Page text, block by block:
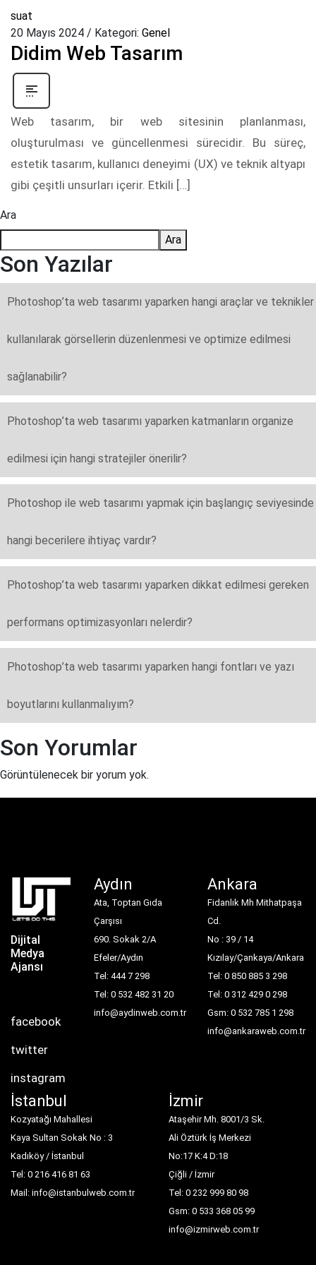
suat
20 Mayıs 2024 / Kategori: Genel
Didim Web Tasarım
Web tasarım, bir web sitesinin planlanması,
oluşturulması ve güncellenmesi sürecidir. Bu süreç,
estetik tasarım, kullanıcı deneyimi (UX) ve teknik altyapı
gibi çeşitli unsurları içerir. Etkili […]
Ara
Ara
Son Yazılar
Photoshop’ta web tasarımı yaparken hangi araçlar ve teknikler
kullanılarak görsellerin düzenlenmesi ve optimize edilmesi
sağlanabilir?
Photoshop’ta web tasarımı yaparken katmanların organize
edilmesi için hangi stratejiler önerilir?
Photoshop ile web tasarımı yapmak için başlangıç seviyesinde
hangi becerilere ihtiyaç vardır?
Photoshop’ta web tasarımı yaparken dikkat edilmesi gereken
performans optimizasyonları nelerdir?
Photoshop’ta web tasarımı yaparken hangi fontları ve yazı
boyutlarını kullanmalıyım?
Son Yorumlar
Görüntülenecek bir yorum yok.
Dijital
Medya
Ajansı
facebook
twitter
instagram
Aydın
Ata, Toptan Gıda
Çarşısı
690. Sokak 2/A
Efeler/Aydın
Tel: 444 7 298
Tel: 0 532 482 31 20
info@aydinweb.com.tr
Ankara
Fidanlık Mh Mithatpaşa
Cd.
No : 39 / 14
Kızılay/Çankaya/Ankara
Tel: 0 850 885 3 298
Tel: 0 312 429 0 298
Gsm: 0 532 785 1 298
info@ankaraweb.com.tr
İstanbul
Kozyatağı Mahallesi
Kaya Sultan Sokak No : 3
Kadıköy / İstanbul
Tel: 0 216 416 81 63
Mail: info@istanbulweb.com.tr
İzmir
Ataşehir Mh. 8001/3 Sk.
Ali Öztürk İş Merkezi
No:17 K:4 D:18
Çiğli / İzmir
Tel: 0 232 999 80 98
Gsm: 0 533 368 05 99
info@izmirweb.com.tr